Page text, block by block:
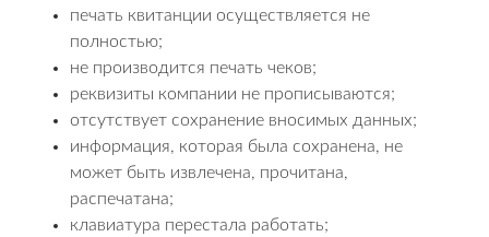
печать квитанции осуществляется не
полностью;
не производится печать чеков;
реквизиты компании не прописываются;
отсутствует сохранение вносимых данных;
информация, которая была сохранена, не
может быть извлечена, прочитана,
распечатана;
клавиатура перестала работать;